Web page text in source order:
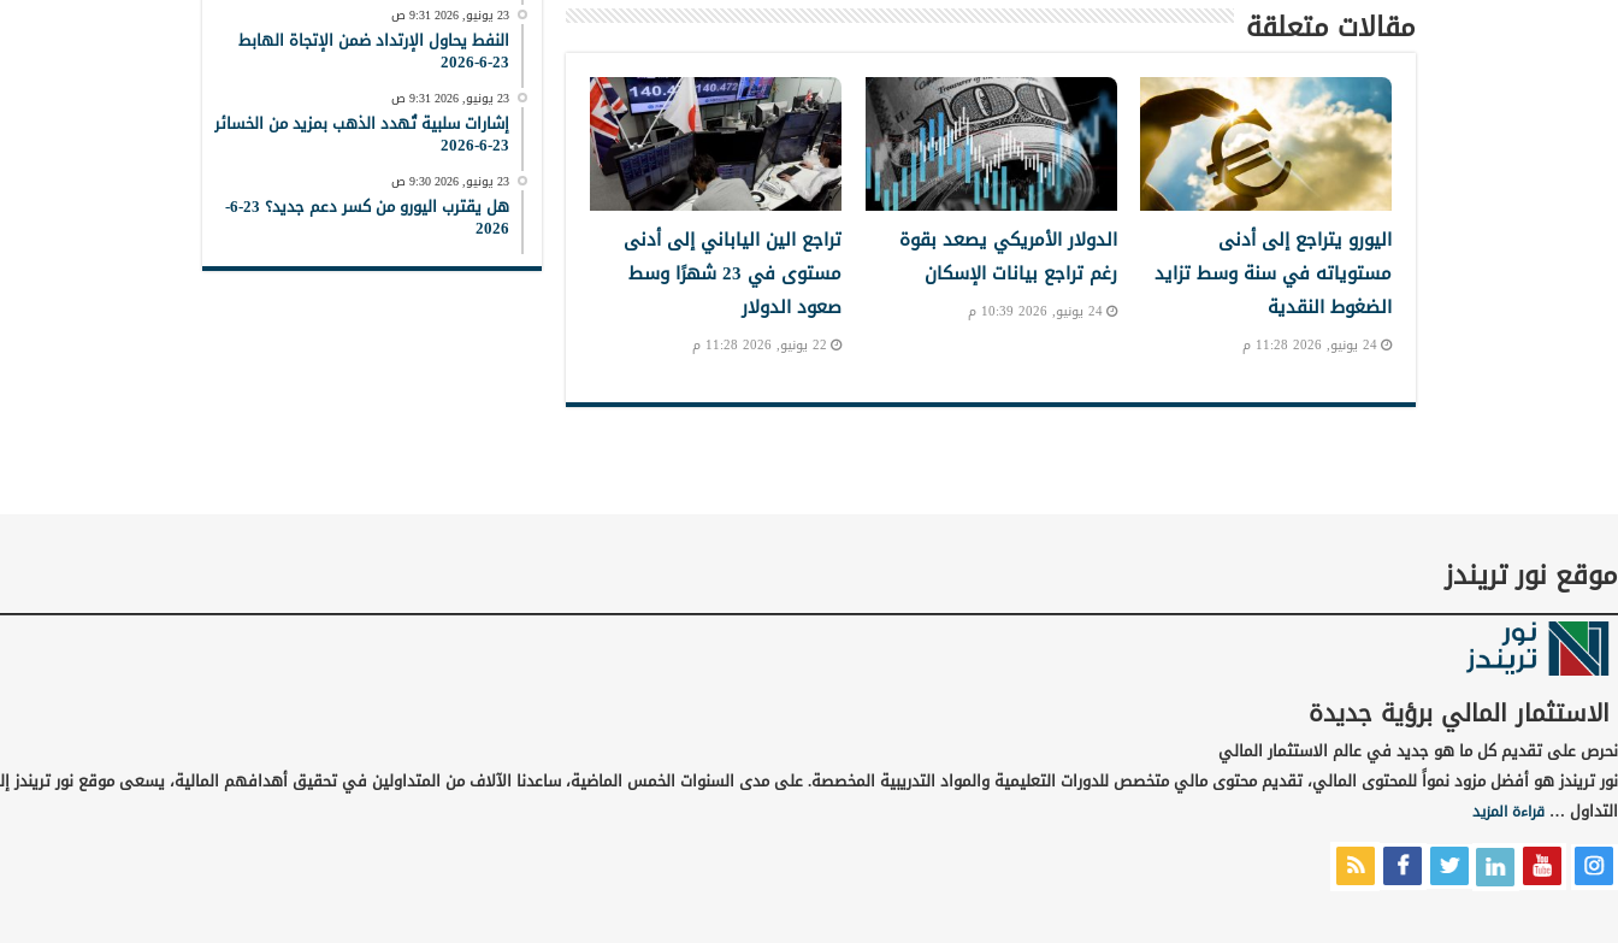
مقالات متعلقة
اليورو يتراجع إلى أدنى
مستوياته في سنة وسط تزايد
الضغوط النقدية
24 يونيو, 2026 11:28 م
الدولار الأمريكي يصعد بقوة
رغم تراجع بيانات الإسكان
24 يونيو, 2026 10:39 م
تراجع الين الياباني إلى أدنى
مستوى في 23 شهرًا وسط
صعود الدولار
22 يونيو, 2026 11:28 م
23 يونيو, 2026 9:31 ص
النفط يحاول الإرتداد ضمن الإتجاة الهابط
23-6-2026
23 يونيو, 2026 9:31 ص
إشارات سلبية تُهدد الذهب بمزيد من الخسائر
23-6-2026
23 يونيو, 2026 9:30 ص
هل يقترب اليورو من كسر دعم جديد؟ 23-6-
2026
موقع نور تريندز
الاستثمار المالي برؤية جديدة
نحرص على تقديم كل ما هو جديد في عالم الاستثمار المالي
نور تريندز هو أفضل مزود نمواً للمحتوى المالي، تقديم محتوى مالي متخصص للدورات التعليمية والمواد التدريبية المخصصة. على مدى السنوات الخمس الماضية، ساعدنا الآلاف من المتداولين في تحقيق أهدافهم المالية، يسعى موقع نور تريندز
التداول … قراءة المزيد